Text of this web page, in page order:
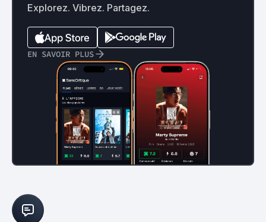
Explorez. Vibrez. Partagez.
EN SAVOIR PLUS